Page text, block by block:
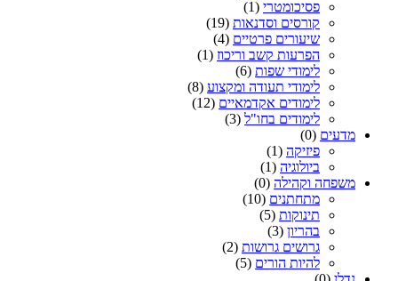
פסיכומטרי (1)
קורסים וסדנאות (19)
שיעורים פרטיים (4)
הפרעות קשב וריכוז (1)
לימודי שפות (6)
לימודי תעודה ומקצוע (8)
לימודים אקדמאיים (12)
לימודים בחו"ל (3)
מדעים (0)
פיזיקה (1)
ביולוגיה (1)
משפחה וקהילה (0)
מתחתנים (10)
תינוקות (5)
בהריון (3)
גרושים גרושות (2)
להיות הורים (5)